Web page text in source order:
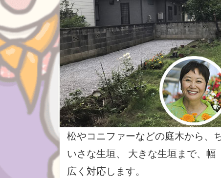
松やコニファーなどの庭木から、
いさな生垣、 大きな生垣まで、幅
広く対応します。